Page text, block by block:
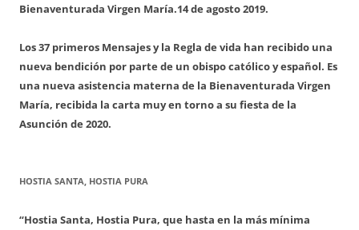
Bienaventurada Virgen María.14 de agosto 2019.
Los 37 primeros Mensajes y la Regla de vida han recibido una
nueva bendición por parte de un obispo católico y español. Es
una nueva asistencia materna de la Bienaventurada Virgen
María, recibida la carta muy en torno a su fiesta de la
Asunción de 2020.
HOSTIA SANTA, HOSTIA PURA
“Hostia Santa, Hostia Pura, que hasta en la más mínima